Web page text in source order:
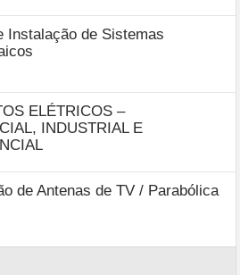
Instalação de Sistemas
ELÉTRICOS –
INDUSTRIAL E
de Antenas de TV / Parabólica